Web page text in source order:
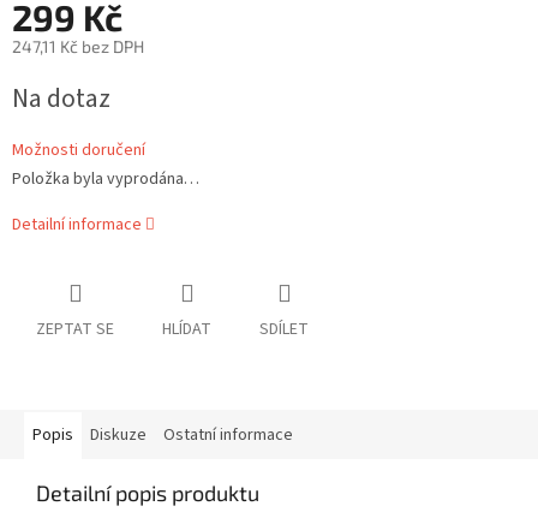
299 Kč
247,11 Kč bez DPH
cena:
Na dotaz
Možnosti doručení
Položka byla vyprodána…
Detailní informace
ZEPTAT SE HLÍDAT SDÍLET
Popis Diskuze Ostatní informace
Detailní popis produktu